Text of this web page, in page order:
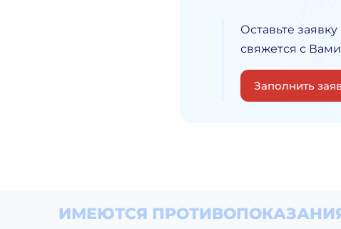
Оставьте
свяжется с
Заполнить
ИМЕЮТСЯ